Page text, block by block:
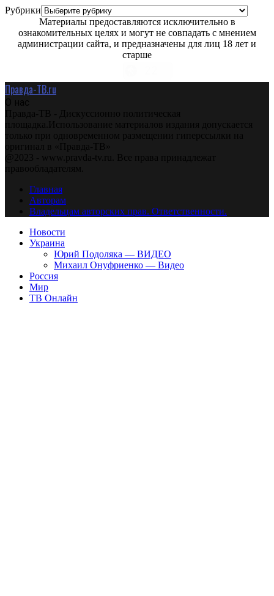
Рубрики
Материалы предоставляются исключительно в
ознакомительных целях и могут не совпадать с мнением
администрации сайта, и предназначены для лиц 18 лет и
старше
Правда-ТВ.ru
О нас
Правда-ТВ - Дискуссионно политическая
площадка.Использование материалов издания допускается
только при одновременном размещении гиперссылки на
оригинал в «Правда-ТВ»
@2023 - www.pravda-tv.ru. Все права принадлежат
правообладателям.
Главная
Авторам
Владельцам авторских прав. Ответственности.
Новости
Украина
Юрий Подоляка — ВИДЕО
Михаил Онуфриенко — Видео
Россия
Мир
ТВ Онлайн